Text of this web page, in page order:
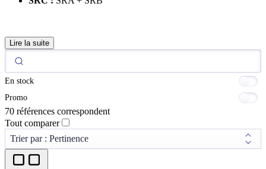
Lire la suite
En stock
Promo
70 références correspondent
Tout comparer